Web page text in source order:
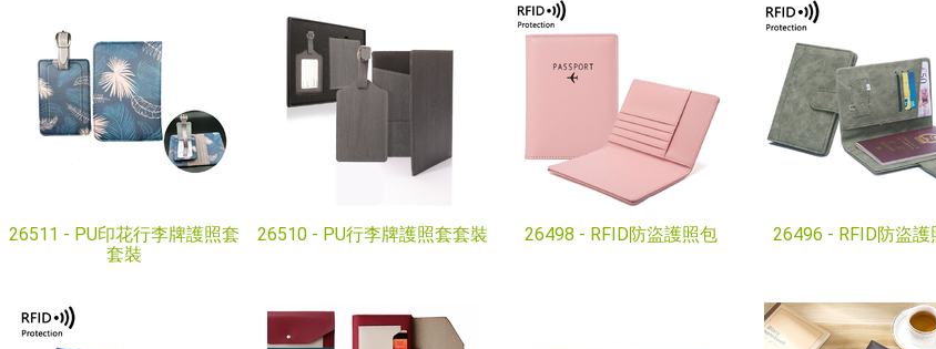
26511 - PU印花行李牌護照套
套裝
26510 - PU行李牌護照套套裝 26498 - RFID防盜護照包 26496 - RFID防盜護